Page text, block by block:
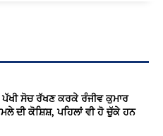
ਪੱਖੀ ਸੋਚ ਰੱਖਣ ਕਰਕੇ ਰੰਜੀਵ ਕੁਮਾਰ
ਦੀ ਕੋਸ਼ਿਸ਼, ਪਹਿਲਾਂ ਵੀ ਹੋ ਚੁੱਕੇ ਹਨ